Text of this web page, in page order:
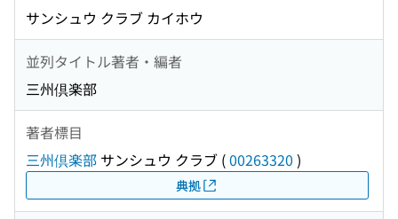
サンシュウ クラブ カイホウ
並列タイトル著者・編者
三州倶楽部
著者標目
三州倶楽部 サンシュウ クラブ (00263320 )
典拠